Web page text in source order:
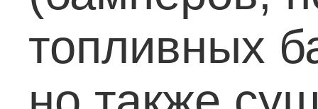
топливных